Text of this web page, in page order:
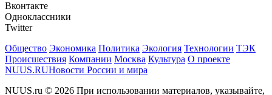
Вконтакте
Одноклассники
Twitter
Общество Экономика Политика Экология Технологии ТЭК
Происшествия Компании Москва Культура О проекте
NUUS.RUНовости России и мира
NUUS.ru © 2026 При использовании материалов, указывайте,